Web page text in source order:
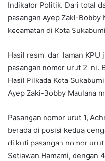
Indikator Politik. Dari total
pasangan Ayep Zaki-
kecamatan di Kota
Hasil resmi dari laman KPU
pasangan nomor urut 2 ini.
Hasil Pilkada Kota
Ayep Zaki-Bobby Maulana
Pasangan nomor urut 1,
berada di posisi kedua
diikuti pasangan nomor
Setiawan Hamami, dengan